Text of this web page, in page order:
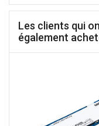
Les clients qui
également